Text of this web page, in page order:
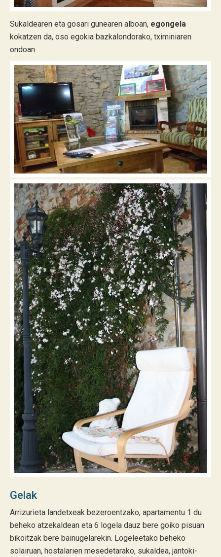
Sukaldearen eta gosari gunearen alboan, egongela
kokatzen da, oso egokia bazkalondorako, tximiniaren
ondoan.
Gelak
Arrizurieta landetxeak bezeroentzako, apartamentu 1 du
beheko atzekaldean eta 6 logela dauz bere goiko pisuan
bikoitzak bere bainugelarekin. Logeleetako beheko
solairuan, hostalarien mesedetarako, sukaldea, jantoki-